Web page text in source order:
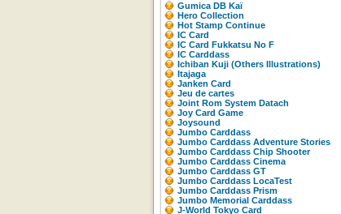
Gumica DB Kaï
Hero Collection
Hot Stamp Continue
IC Card
IC Card Fukkatsu No F
IC Carddass
Ichiban Kuji (Others Illustrations)
Itajaga
Janken Card
Jeu de cartes
Joint Rom System Datach
Joy Card Game
Joysound
Jumbo Carddass
Jumbo Carddass Adventure Stories
Jumbo Carddass Chip Shooter
Jumbo Carddass Cinema
Jumbo Carddass GT
Jumbo Carddass LocaTest
Jumbo Carddass Prism
Jumbo Memorial Carddass
J-World Tokyo Card